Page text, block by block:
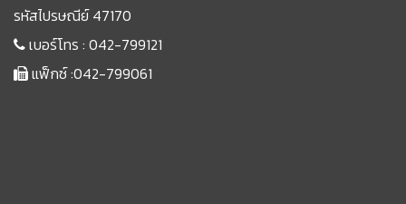
รหัสไปรษณีย์ 47170
เบอร์โทร : 042-799121
แฟ็กซ์ :042-799061